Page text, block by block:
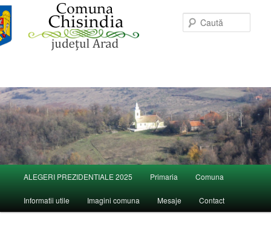
Sari
la
ALEGERI PREZIDENTIALE 2025 Primaria Comuna
Informatii utile Imagini comuna Mesaje Contact